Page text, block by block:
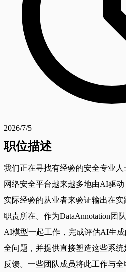
2026/7/5
职位描述
我们正在寻找有经验的安全专业人
网络安全平台越来越多地由AI驱
实际经验的从业者来验证输出在
职责所在。作为DataAnnotation团
AI模型一起工作，完成评估AI生
全问题，并提供直接塑造这些系
反馈。一些团队成员将此工作与